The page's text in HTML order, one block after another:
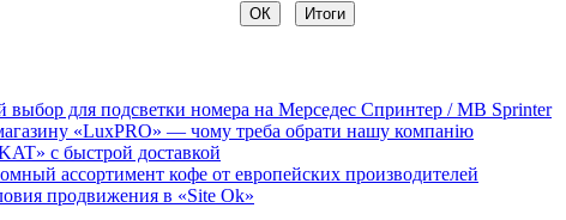
выбор для подсветки номера на Мерседес Спринтер / MB Sprinter
«LuxPRO» — чому треба обрати нашу компанію
с быстрой доставкой
ассортимент кофе от европейских производителей
продвижения в «Site Ok‎»